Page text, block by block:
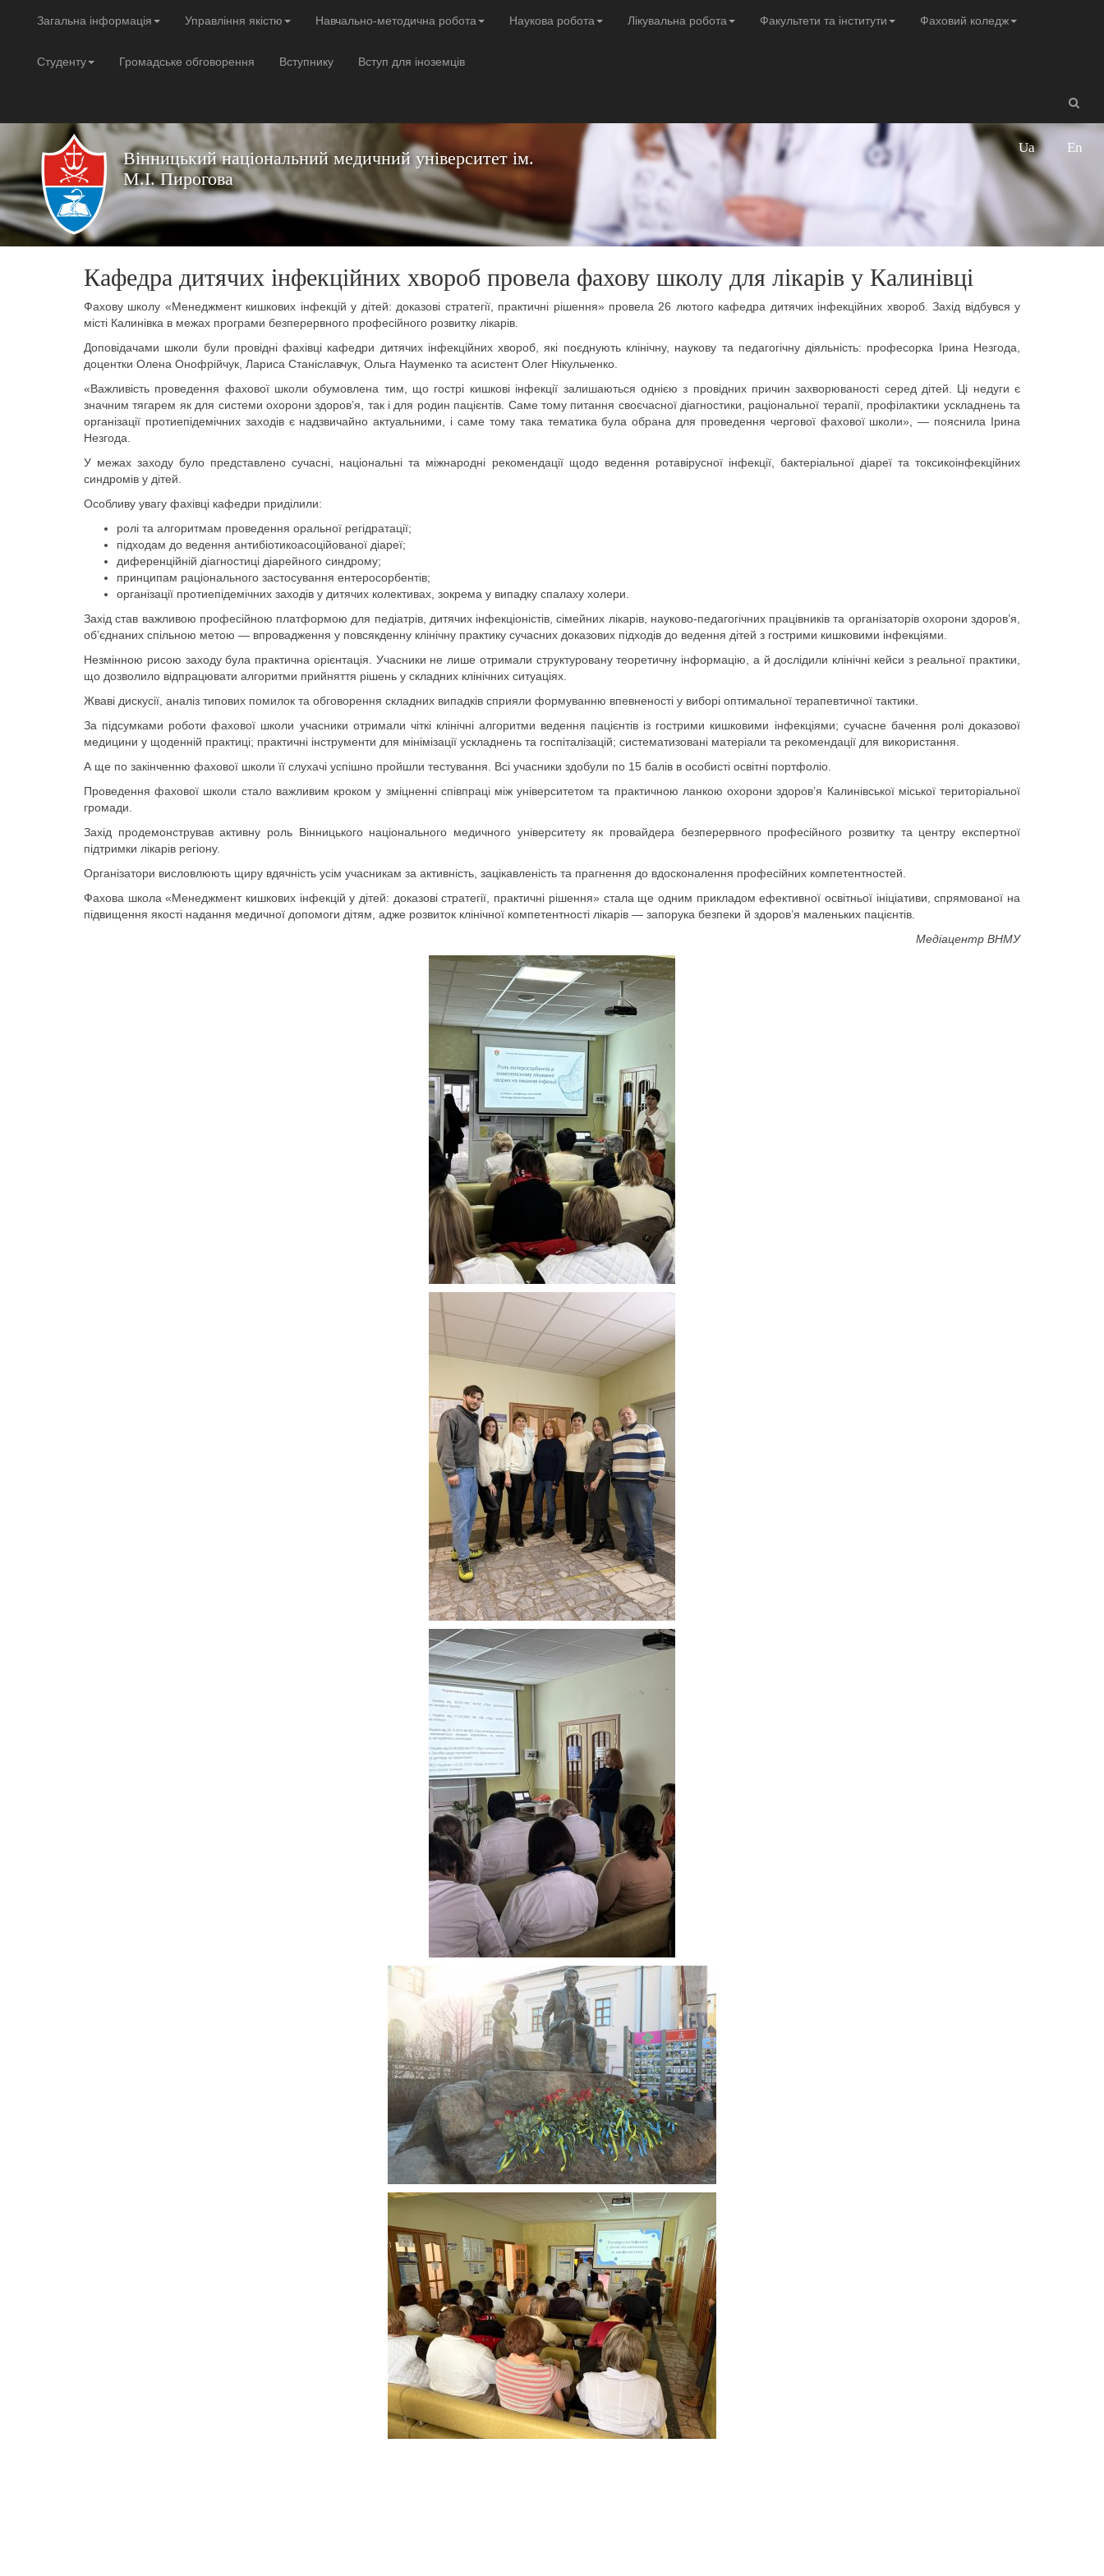
Загальна інформація Управління якістю Навчально-методична робота Наукова робота Лікувальна робота Факультети та інститути Фаховий коледж
Студенту Громадське обговорення Вступнику Вступ для іноземців
Вінницький національний медичний університет ім.
М.І. Пирогова
Ua En
Кафедра дитячих інфекційних хвороб провела фахову школу для лікарів у Калинівці
Фахову школу «Менеджмент кишкових інфекцій у дітей: доказові стратегії, практичні рішення» провела 26 лютого кафедра дитячих інфекційних хвороб. Захід відбувся у
місті Калинівка в межах програми безперервного професійного розвитку лікарів.
Доповідачами школи були провідні фахівці кафедри дитячих інфекційних хвороб, які поєднують клінічну, наукову та педагогічну діяльність: професорка Ірина Незгода,
доцентки Олена Онофрійчук, Лариса Станіславчук, Ольга Науменко та асистент Олег Нікульченко.
«Важливість проведення фахової школи обумовлена тим, що гострі кишкові інфекції залишаються однією з провідних причин захворюваності серед дітей. Ці недуги є
значним тягарем як для системи охорони здоров’я, так і для родин пацієнтів. Саме тому питання своєчасної діагностики, раціональної терапії, профілактики ускладнень та
організації протиепідемічних заходів є надзвичайно актуальними, і саме тому така тематика була обрана для проведення чергової фахової школи», — пояснила Ірина
Незгода.
У межах заходу було представлено сучасні, національні та міжнародні рекомендації щодо ведення ротавірусної інфекції, бактеріальної діареї та токсикоінфекційних
синдромів у дітей.
Особливу увагу фахівці кафедри приділили:
ролі та алгоритмам проведення оральної регідратації;
підходам до ведення антибіотикоасоційованої діареї;
диференційній діагностиці діарейного синдрому;
принципам раціонального застосування ентеросорбентів;
організації протиепідемічних заходів у дитячих колективах, зокрема у випадку спалаху холери.
Захід став важливою професійною платформою для педіатрів, дитячих інфекціоністів, сімейних лікарів, науково-педагогічних працівників та організаторів охорони здоров’я,
об’єднаних спільною метою — впровадження у повсякденну клінічну практику сучасних доказових підходів до ведення дітей з гострими кишковими інфекціями.
Незмінною рисою заходу була практична орієнтація. Учасники не лише отримали структуровану теоретичну інформацію, а й дослідили клінічні кейси з реальної практики,
що дозволило відпрацювати алгоритми прийняття рішень у складних клінічних ситуаціях.
Жваві дискусії, аналіз типових помилок та обговорення складних випадків сприяли формуванню впевненості у виборі оптимальної терапевтичної тактики.
За підсумками роботи фахової школи учасники отримали чіткі клінічні алгоритми ведення пацієнтів із гострими кишковими інфекціями; сучасне бачення ролі доказової
медицини у щоденній практиці; практичні інструменти для мінімізації ускладнень та госпіталізацій; систематизовані матеріали та рекомендації для використання.
А ще по закінченню фахової школи її слухачі успішно пройшли тестування. Всі учасники здобули по 15 балів в особисті освітні портфоліо.
Проведення фахової школи стало важливим кроком у зміцненні співпраці між університетом та практичною ланкою охорони здоров’я Калинівської міської територіальної
громади.
Захід продемонстрував активну роль Вінницького національного медичного університету як провайдера безперервного професійного розвитку та центру експертної
підтримки лікарів регіону.
Організатори висловлюють щиру вдячність усім учасникам за активність, зацікавленість та прагнення до вдосконалення професійних компетентностей.
Фахова школа «Менеджмент кишкових інфекцій у дітей: доказові стратегії, практичні рішення» стала ще одним прикладом ефективної освітньої ініціативи, спрямованої на
підвищення якості надання медичної допомоги дітям, адже розвиток клінічної компетентності лікарів — запорука безпеки й здоров’я маленьких пацієнтів.
Медіацентр ВНМУ